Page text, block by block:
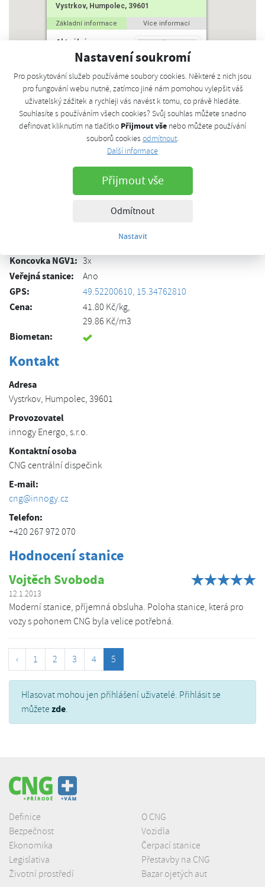
Nastavení soukromí
Pro poskytování služeb používáme soubory cookies. Některé z nich jsou
pro fungování webu nutné, zatímco jiné nám pomohou vylepšit váš
uživatelský zážitek a rychleji vás navést k tomu, co právě hledáte.
Souhlasíte s používáním všech cookies? Svůj souhlas můžete snadno
definovat kliknutím na tlačítko Přijmout vše nebo můžete používání
souborů cookies odmítnout.
Další informace
Přijmout vše
Odmítnout
Nastavit
Vystrkov, Humpolec, 39601
Základní informace Více informací
Aktuální cena
41.80 Kč/kg
Detail
Další informace
Po-Ne: 00:00 - 24:00
Koncovka NGV1: 3x
Veřejná stanice: Ano
GPS: 49.52200610, 15.34762810
Cena:
41.80 Kč/kg,
29.86 Kč/m3
Biometan:
Kontakt
Adresa
Vystrkov, Humpolec, 39601
Provozovatel
innogy Energo, s.r.o.
Kontaktní osoba
CNG centrální dispečink
E-mail:
cng@innogy.cz
Telefon:
+420 267 972 070
Hodnocení stanice
Vojtěch Svoboda
12.1.2013
Moderní stanice, příjemná obsluha. Poloha stanice, která pro
vozy s pohonem CNG byla velice potřebná.
‹ 1 2 3 4 5
Hlasovat mohou jen přihlášení uživatelé. Přihlásit se
můžetezde.
Definice
Bezpečnost
Ekonomika
Legislativa
Životní prostředí
O CNG
Vozidla
Čerpací stanice
Přestavby na CNG
Bazar ojetých aut